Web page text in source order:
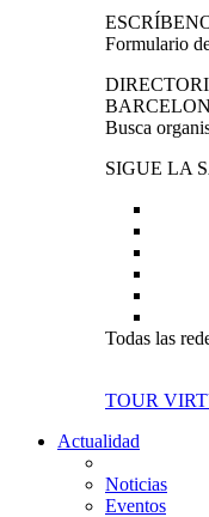
Formulario
Busca
SIGUE LA
Todas las
TOUR
Actualidad
Noticias
Eventos